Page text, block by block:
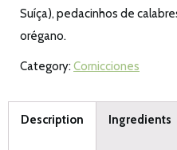
Suíça), pedacinhos de
orégano.
Category: Cornicciones
Description Ingredients